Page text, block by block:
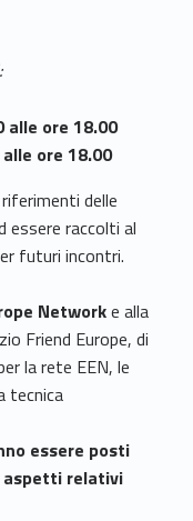
alle ore 18.00
ore 18.00
delle
essere raccolti al
futuri incontri.
Networke alla
Friend Europe, di
la rete EEN, le
tecnica
essere posti
relativi